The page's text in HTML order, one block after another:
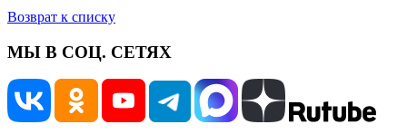
Возврат к списку
МЫ В СОЦ. СЕТЯХ